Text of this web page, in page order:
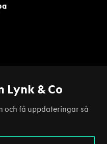
Lynk & Co
och få uppdateringar så